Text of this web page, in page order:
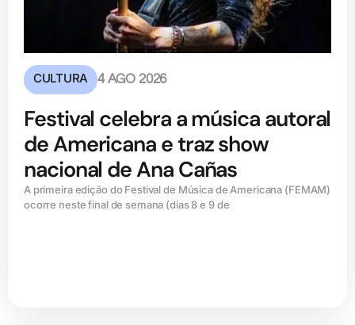
CULTURA 4 AGO 2026
Festival celebra a música autoral
de Americana e traz show
nacional de Ana Cañas
A primeira edição do Festival de Música de Americana (FEMAM)
ocorre neste final de semana (dias 8 e 9 de